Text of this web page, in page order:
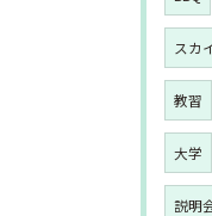
スカ
教習
大学
説明